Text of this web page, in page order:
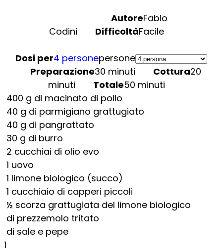
AutoreFabio
Codini
DifficoltàFacile
Dosi per4 personepersone
Preparazione30 minuti Cottura20
minuti
Totale50 minuti
400 g di macinato di pollo
40 g di parmigiano grattugiato
40 g di pangrattato
30 g di burro
2 cucchiai di olio evo
1 uovo
1 limone biologico (succo)
1 cucchiaio di capperi piccoli
½ scorza grattugiata del limone biologico
di prezzemolo tritato
di sale e pepe
1